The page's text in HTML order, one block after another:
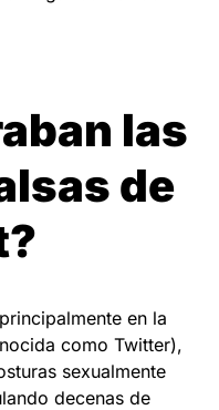
las
de
en la
como Twitter),
sexualmente
decenas de